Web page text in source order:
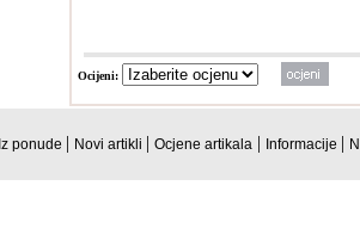
Ocijeni:
Iz ponude | Novi artikli | Ocjene artikala | Informacije |